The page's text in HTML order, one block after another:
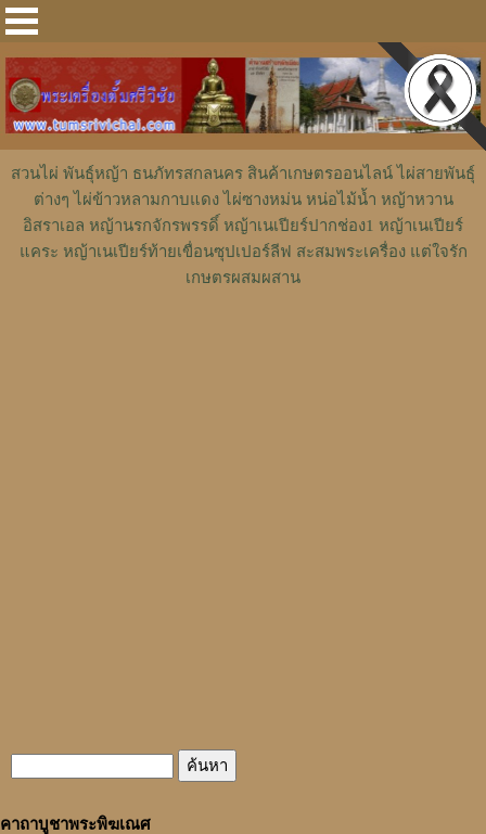
สวนไผ่ พันธุ์หญ้า ธนภัทรสกลนคร สินค้าเกษตรออนไลน์ ไผ่สายพันธุ์
ต่างๆ ไผ่ข้าวหลามกาบแดง ไผ่ซางหม่น หน่อไม้น้ำ หญ้าหวาน
อิสราเอล หญ้านรกจักรพรรดิ์ หญ้าเนเปียร์ปากช่อง1 หญ้าเนเปียร์
แคระ หญ้าเนเปียร์ท้ายเขื่อนซุปเปอร์ลีฟ สะสมพระเครื่อง แต่ใจรัก
เกษตรผสมผสาน
คาถาบูชาพระพิฆเณศ